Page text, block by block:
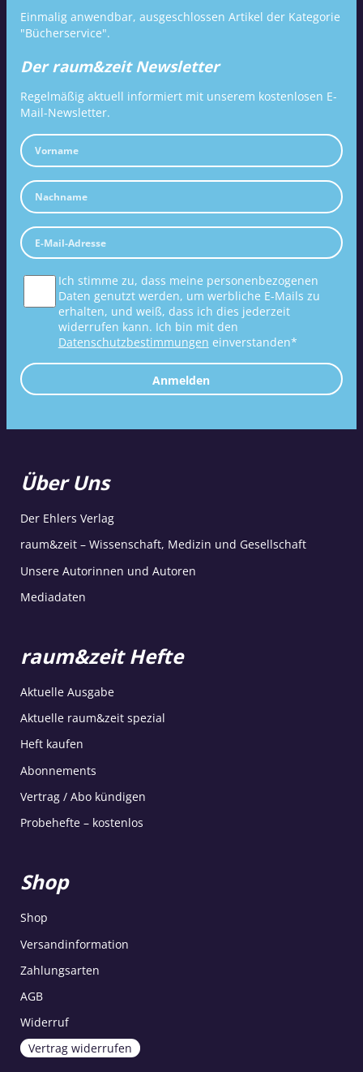
Einmalig anwendbar, ausgeschlossen Artikel der Kategorie
"Bücherservice".
Der raum&zeit Newsletter
Regelmäßig aktuell informiert mit unserem kostenlosen E-
Mail-Newsletter.
Ich stimme zu, dass meine personenbezogenen
Daten genutzt werden, um werbliche E-Mails zu
erhalten, und weiß, dass ich dies jederzeit
widerrufen kann. Ich bin mit den
Datenschutzbestimmungen einverstanden*
Anmelden
Über Uns
Der Ehlers Verlag
raum&zeit – Wissenschaft, Medizin und Gesellschaft
Unsere Autorinnen und Autoren
Mediadaten
raum&zeit Hefte
Aktuelle Ausgabe
Aktuelle raum&zeit spezial
Heft kaufen
Abonnements
Vertrag / Abo kündigen
Probehefte – kostenlos
Shop
Shop
Versandinformation
Zahlungsarten
AGB
Widerruf
Vertrag widerrufen